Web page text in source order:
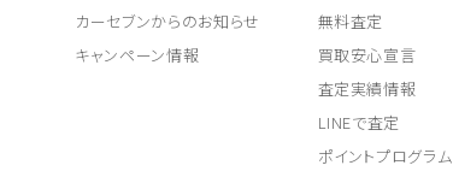
カーセブンからのお知らせ
キャンペーン情報
無料査定
買取安心宣言
査定実績情報
LINEで査定
ポイントプログラム